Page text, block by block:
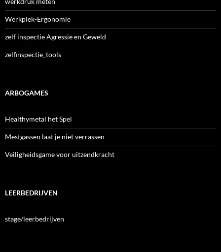
Werkplek-Ergonomie
zelf inspectie Agressie en Geweld
zelfinspectie_tools
ARBOGAMES
Healthymetal het Spel
Mestgassen laat je niet verrassen
Veiligheidsgame voor uitzendkracht
LEERBEDRIJVEN
stage/leerbedrijven